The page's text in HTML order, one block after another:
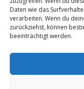
Daten wie das
verarbeiten. Wenn du
zurückziehst, können
beeinträchtigt werden.